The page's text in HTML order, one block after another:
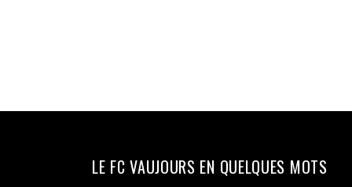
LE FC VAUJOURS EN QUELQUES MOTS